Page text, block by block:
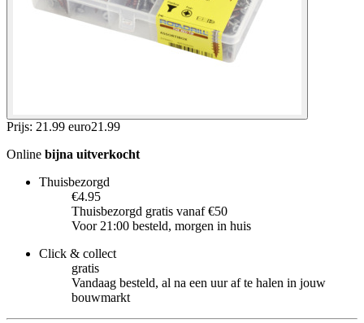
Prijs: 21.99 euro21 .99
Online bijna uitverkocht
Thuisbezorgd
€4.95
Thuisbezorgd gratis vanaf €50
Voor 21:00 besteld, morgen in huis
Click & collect
gratis
Vandaag besteld, al na een uur af te halen in jouw
bouwmarkt